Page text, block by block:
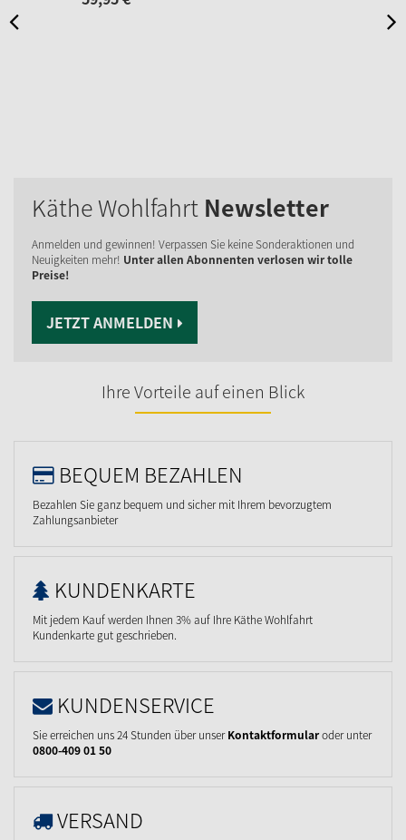
Käthe Wohlfahrt Newsletter
Anmelden und gewinnen! Verpassen Sie keine Sonderaktionen und
Neuigkeiten mehr! Unter allen Abonnenten verlosen wir tolle
Preise!
JETZT ANMELDEN
Ihre Vorteile auf einen Blick
BEQUEM BEZAHLEN
Bezahlen Sie ganz bequem und sicher mit Ihrem bevorzugtem
Zahlungsanbieter
KUNDENKARTE
Mit jedem Kauf werden Ihnen 3% auf Ihre Käthe Wohlfahrt
Kundenkarte gut geschrieben.
KUNDENSERVICE
Sie erreichen uns 24 Stunden über unserKontaktformularoder unter
0800-409 01 50
VERSAND